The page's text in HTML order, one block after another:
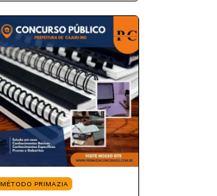
MÉTODO PRIMAZIA